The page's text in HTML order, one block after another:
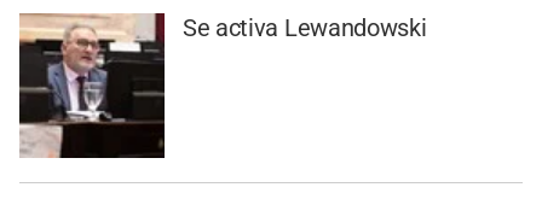
Se activa Lewandowski